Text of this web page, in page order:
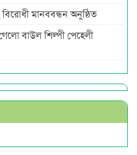
মানববন্ধন অনুষ্ঠিত
বাউল শিল্পী পেহেলী